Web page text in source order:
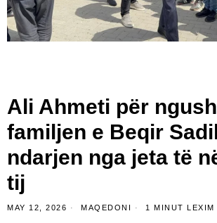
Ali Ahmeti për
familjen e Beqir
ndarjen nga jeta të
tij
MAY 12, 2026 MAQEDONI 1 MINUT LEXIM